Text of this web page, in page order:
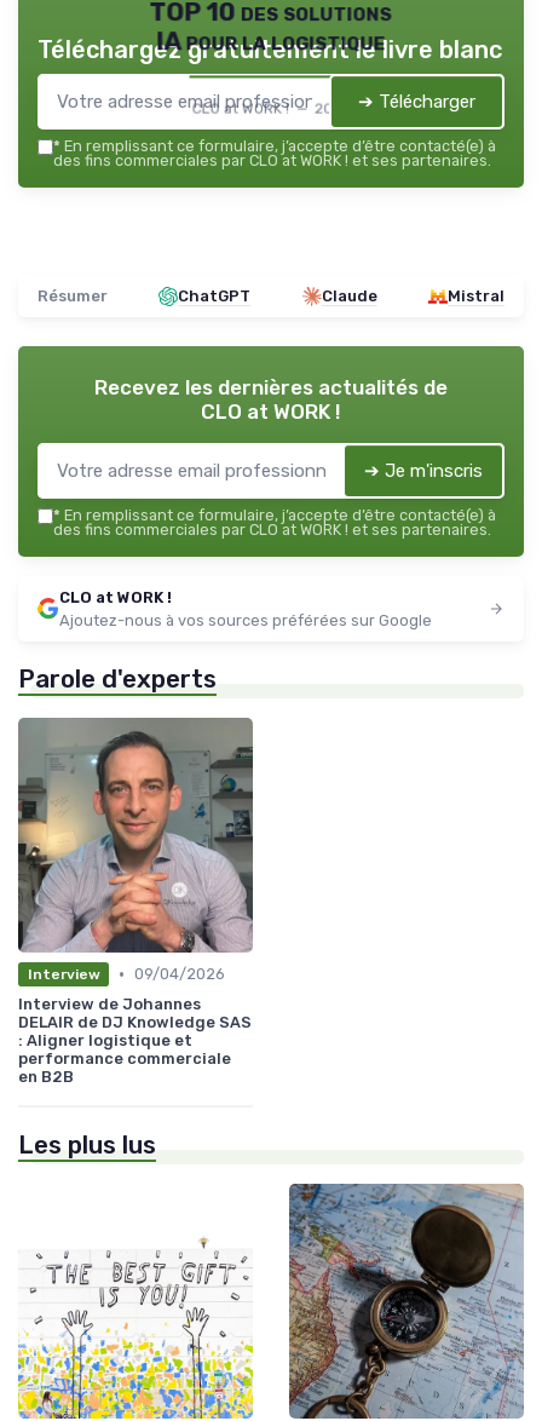
TOP 10 des solutions
IA pour la logistique
CLO at WORK ! — 2026
Téléchargez gratuitement le livre blanc
➔ Télécharger
* En remplissant ce formulaire, j’accepte d’être contacté(e) à
des fins commerciales par CLO at WORK ! et ses partenaires.
Résumer ChatGPT Claude Mistral
Recevez les dernières actualités de
CLO at WORK !
➔ Je m'inscris
* En remplissant ce formulaire, j’accepte d’être contacté(e) à
des fins commerciales par CLO at WORK ! et ses partenaires.
CLO at WORK !
Ajoutez-nous à vos sources préférées sur Google
Parole d'experts
Interview • 09/04/2026
Interview de Johannes
DELAIR de DJ Knowledge SAS
: Aligner logistique et
performance commerciale
en B2B
Les plus lus